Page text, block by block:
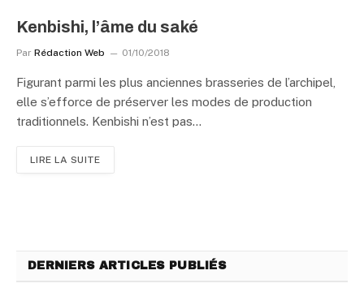
Kenbishi, l’âme du saké
Par Rédaction Web 01/10/2018
Figurant parmi les plus anciennes brasseries de l’archipel,
elle s’efforce de préserver les modes de production
traditionnels. Kenbishi n’est pas…
LIRE LA SUITE
DERNIERS ARTICLES PUBLIÉS